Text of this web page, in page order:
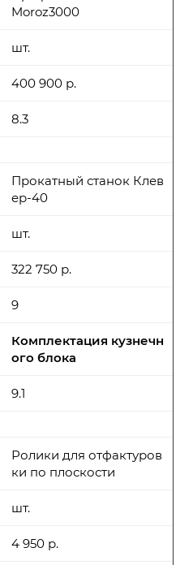
Moroz3000
шт.
400 900 р.
8.3
Прокатный станок Клев
ер-40
шт.
322 750 р.
9
Комплектация кузнечн
ого блока
9.1
Ролики для отфактуров
ки по плоскости
шт.
4 950 р.